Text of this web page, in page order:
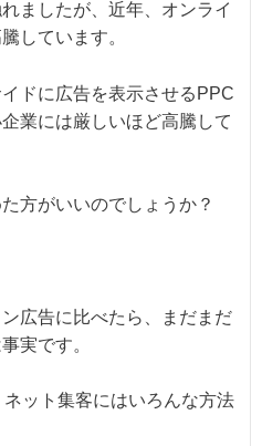
ましたが、近年、オンライ
しています。
ドに広告を表示させるPPC
業には厳しいほど高騰して
方がいいのでしょうか？
広告に比べたら、まだまだ
実です。
ット集客にはいろんな方法